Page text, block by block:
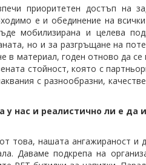
приоритетен достъп на
е и обединение на
мобилизирана и целева
но и за разгръщане на
материал, годен отново да се
стойност, която с
с разнообразни,
нас и реалистично ли е да
това, нашата ангажираност и
Даваме подкрепа на